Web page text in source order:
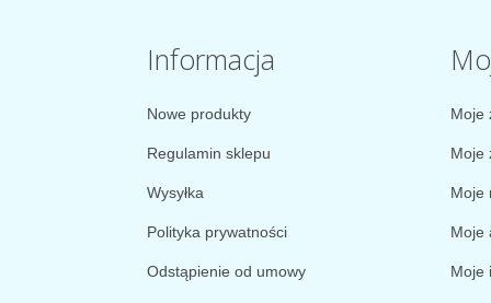
Informacja
Nowe produkty
Regulamin sklepu
Wysyłka
Polityka prywatności
Odstąpienie od umowy
Moje
Moje
Moje
Moje
Moje